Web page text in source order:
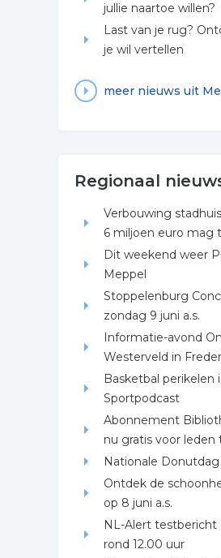
jullie naartoe willen?
Last van je rug?
je wil vertellen
meer nieuws uit
Regionaal
Verbouwing
6 miljoen euro mag
Dit weekend weer
Meppel
Stoppelenburg
zondag 9 juni a.s.
Informatie-avond
Westerveld in
Basketbal perikelen
Sportpodcast
Abonnement
nu gratis voor leden
Nationale
Ontdek de
op 8 juni a.s.
NL-Alert testbericht
rond 12.00 uur